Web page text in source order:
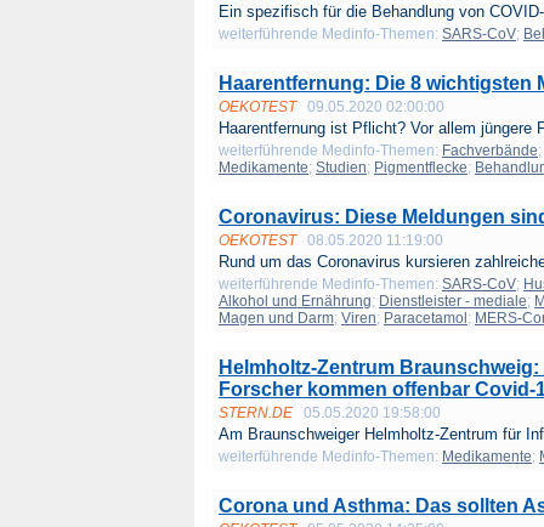
Ein spezifisch für die Behandlung von
weiterführende Medinfo-Themen: SARS-CoV;
Haarentfernung: Die 8 wichtigsten
OEKOTEST 09.05.2020 02:00:00
Haarentfernung ist Pflicht? Vor allem jüngere
weiterführende Medinfo-Themen: Fachverbände;
Medikamente; Studien; Pigmentflecke;
Coronavirus: Diese Meldungen
OEKOTEST 08.05.2020 11:19:00
Rund um das Coronavirus kursieren
weiterführende Medinfo-Themen: SARS-CoV;
Alkohol und Ernährung; Dienstleister - mediale;
Magen und Darm; Viren; Paracetamol ; MERS-
Helmholtz-Zentrum
Forscher kommen offenbar Covid-
STERN.DE 05.05.2020 19:58:00
Am Braunschweiger Helmholtz-Zentrum für
weiterführende Medinfo-Themen: Medikamente;
Corona und Asthma: Das sollten